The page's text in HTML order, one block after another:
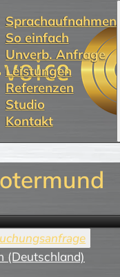
Sprachaufnahmen
So einfach
Unverb. Anfrage
Leistungen
Referenzen
Studio
Kontakt
(Deutschland)